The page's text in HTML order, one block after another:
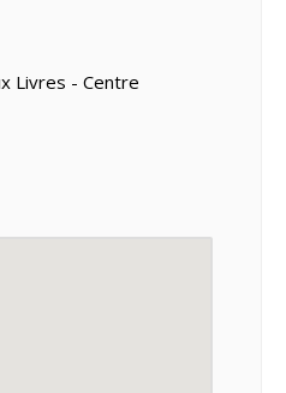
Livres - Centre